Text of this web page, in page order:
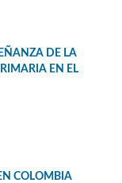
DE LA
EN EL
COLOMBIA